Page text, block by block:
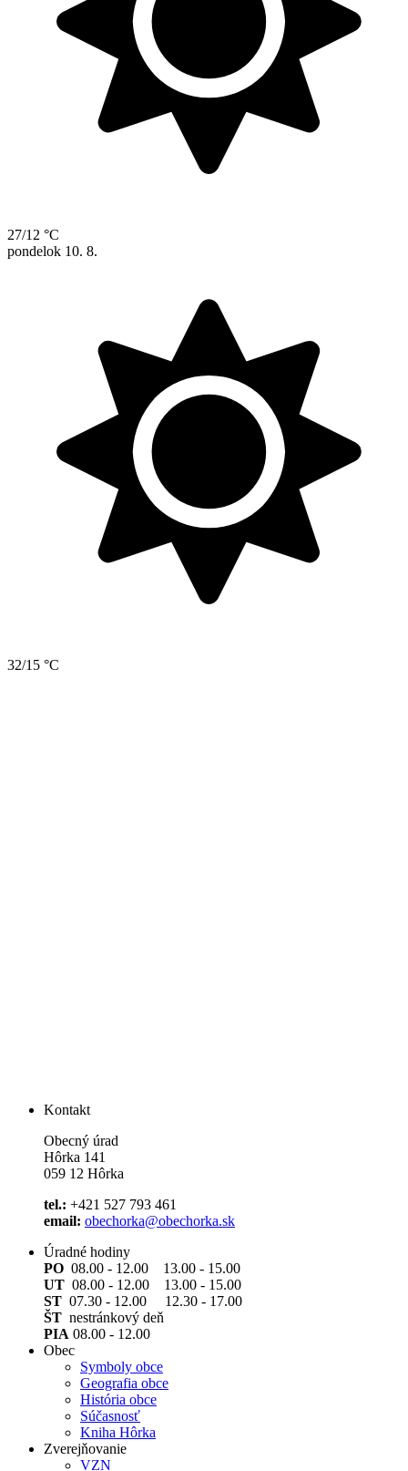
27/12 °C
pondelok 10. 8.
32/15 °C
Kontakt
Obecný úrad
Hôrka 141
059 12 Hôrka
tel.: +421 527 793 461
email: obechorka@obechorka.sk
Úradné hodiny
PO 08.00 - 12.00 13.00 - 15.00
UT 08.00 - 12.00 13.00 - 15.00
ST 07.30 - 12.00 12.30 - 17.00
ŠT nestránkový deň
PIA 08.00 - 12.00
Obec
Symboly obce
Geografia obce
História obce
Súčasnosť
Kniha Hôrka
Zverejňovanie
VZN